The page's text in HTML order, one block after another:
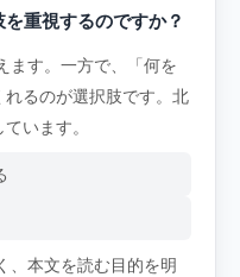
重視するのですか？
ます。一方で、「何を
るのが選択肢です。北
います。
、本文を読む目的を明